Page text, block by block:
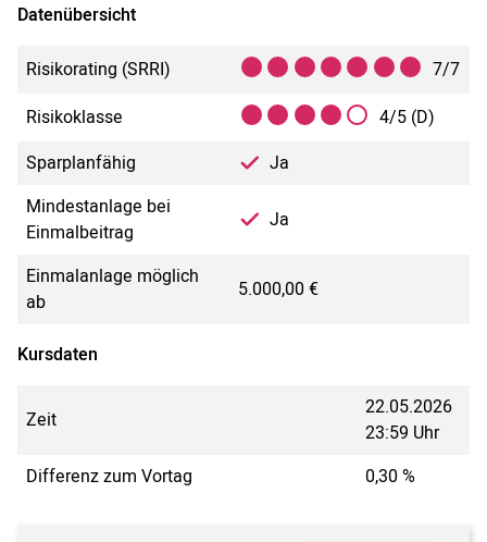
Datenübersicht
Risikorating (SRRI)
7/7
Risikoklasse
4/5 (D)
Sparplanfähig
Ja
Mindestanlage bei
Einmalbeitrag
Ja
Einmalanlage möglich
ab
5.000,00 €
Kursdaten
Zeit
22.05.2026
23:59 Uhr
Differenz zum Vortag
0,30 %